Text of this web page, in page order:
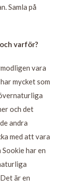
Samla på
varför?
vara
mycket som
och det
andra
med att vara
har en
är en